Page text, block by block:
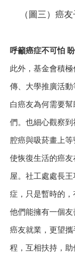
（圖三）癌友
呼籲癌症不可怕
此外，基金會積
傳、大學推廣活
白癌友為何需要
們。也細心觀察
腔癌與吸菸畫上等
使恢復生活的癌
屋。社工處處長
症，只是暫時的
他們能擁有一個
癌友就業，更望
程，互相扶持，助